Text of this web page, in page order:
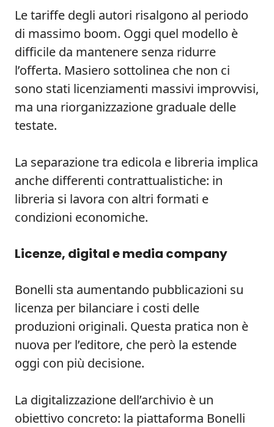
Le tariffe degli autori risalgono al periodo
di massimo boom. Oggi quel modello è
difficile da mantenere senza ridurre
l’offerta. Masiero sottolinea che non ci
sono stati licenziamenti massivi improvvisi,
ma una riorganizzazione graduale delle
testate.
La separazione tra edicola e libreria implica
anche differenti contrattualistiche: in
libreria si lavora con altri formati e
condizioni economiche.
Licenze, digital e media company
Bonelli sta aumentando pubblicazioni su
licenza per bilanciare i costi delle
produzioni originali. Questa pratica non è
nuova per l’editore, che però la estende
oggi con più decisione.
La digitalizzazione dell’archivio è un
obiettivo concreto: la piattaforma Bonelli